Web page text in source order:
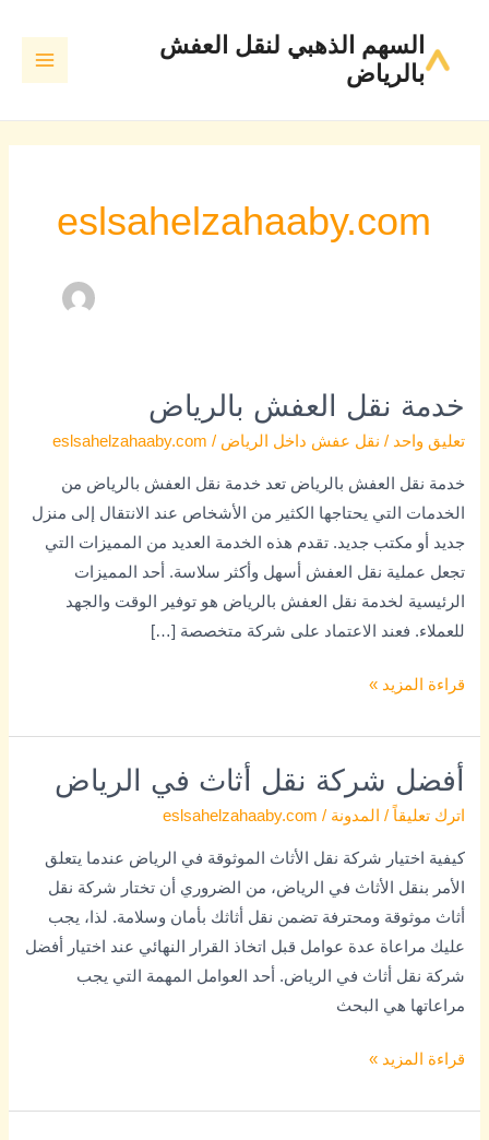
المحتوى
السهم الذهبي لنقل العفش
بالرياض
eslsahelzahaaby.com
خدمة نقل العفش بالرياض
تعليق واحد / نقل عفش داخل الرياض /
eslsahelzahaaby.com
خدمة نقل العفش بالرياض تعد خدمة نقل العفش بالرياض من
الخدمات التي يحتاجها الكثير من الأشخاص عند الانتقال إلى منزل
جديد أو مكتب جديد. تقدم هذه الخدمة العديد من المميزات التي
تجعل عملية نقل العفش أسهل وأكثر سلاسة. أحد المميزات
الرئيسية لخدمة نقل العفش بالرياض هو توفير الوقت والجهد
للعملاء. فعند الاعتماد على شركة متخصصة […]
خدمة
بالرياض
قراءة المزيد »
أفضل شركة نقل أثاث في الرياض
اترك تعليقاً / المدونة /
eslsahelzahaaby.com
كيفية اختيار شركة نقل الأثاث الموثوقة في الرياض عندما يتعلق
الأمر بنقل الأثاث في الرياض، من الضروري أن تختار شركة نقل
أثاث موثوقة ومحترفة تضمن نقل أثاثك بأمان وسلامة. لذا، يجب
عليك مراعاة عدة عوامل قبل اتخاذ القرار النهائي عند اختيار أفضل
شركة نقل أثاث في الرياض. أحد العوامل المهمة التي يجب
مراعاتها هي البحث
أفضل
أثاث
في
الرياض
قراءة المزيد »